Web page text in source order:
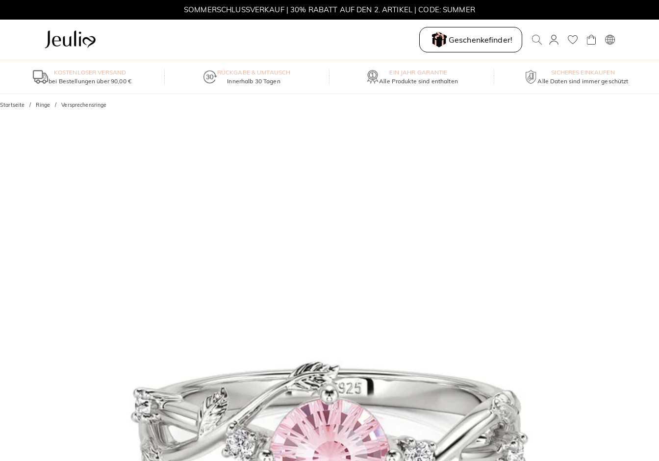
SOMMERSCHLUSSVERKAUF | 30% RABATT AUF DEN 2. ARTIKEL | CODE: SUMMER
Geschenkefinder!
KOSTENLOSER VERSAND
bei Bestellungen über 90,00 €
RÜCKGABE & UMTAUSCH
Innerhalb 30 Tagen
EIN JAHR GARANTIE
Alle Produkte sind enthalten
SICHERES EINKAUFEN
Alle Daten sind immer geschützt
Startseite Ringe Versprechensringe